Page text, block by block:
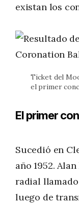
existan los
Ticket del
el primer
El primer
Sucedió en
año 1952.
radial llamado
luego de